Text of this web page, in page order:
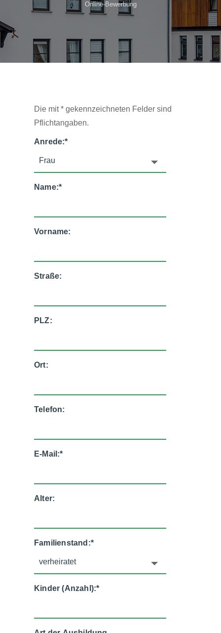
Online-Bewerbung
Die mit * gekennzeichneten Felder sind
Pflichtangaben.
Anrede:*
Name:*
Vorname:
Straße:
PLZ:
Ort:
Telefon:
E-Mail:*
Alter:
Familienstand:*
Kinder (Anzahl):*